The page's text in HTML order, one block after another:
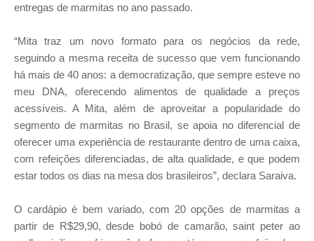
entregas de marmitas no ano passado.
“Mita traz um novo formato para os negócios da rede,
seguindo a mesma receita de sucesso que vem funcionando
há mais de 40 anos: a democratização, que sempre esteve no
meu DNA, oferecendo alimentos de qualidade a preços
acessíveis. A Mita, além de aproveitar a popularidade do
segmento de marmitas no Brasil, se apoia no diferencial de
oferecer uma experiência de restaurante dentro de uma caixa,
com refeições diferenciadas, de alta qualidade, e que podem
estar todos os dias na mesa dos brasileiros”, declara Saraiva.
O cardápio é bem variado, com 20 opções de marmitas a
partir de R$29,90, desde bobó de camarão, saint peter ao